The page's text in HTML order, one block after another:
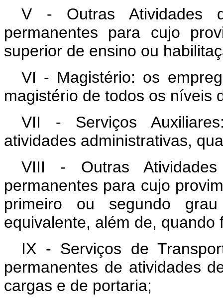
V - Outras Atividades
permanentes para cujo
superior de ensino ou
VI - Magistério: os
magistério de todos os níveis
VII - Serviços
atividades administrativas,
VIII - Outras
permanentes para cujo
primeiro ou segundo
equivalente, além de,
IX - Serviços de
permanentes de atividades
cargas e de portaria;